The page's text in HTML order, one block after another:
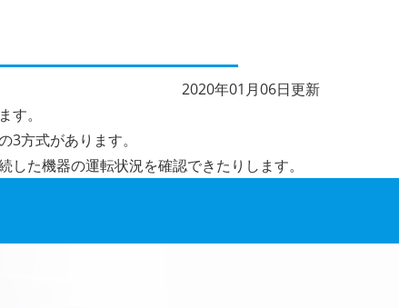
2020年01月06日更新
。
方式があります。
た機器の運転状況を確認できたりします。